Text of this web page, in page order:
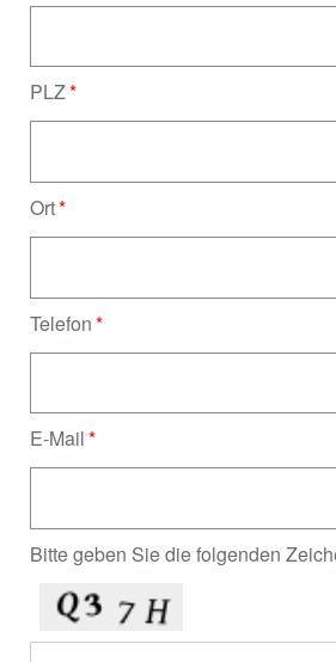
PLZ
Ort
Telefon
E-Mail
Bitte geben Sie die folgenden